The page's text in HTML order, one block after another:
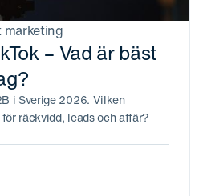
– Vad är bäst
i Sverige 2026. Vilken
räckvidd, leads och affär?